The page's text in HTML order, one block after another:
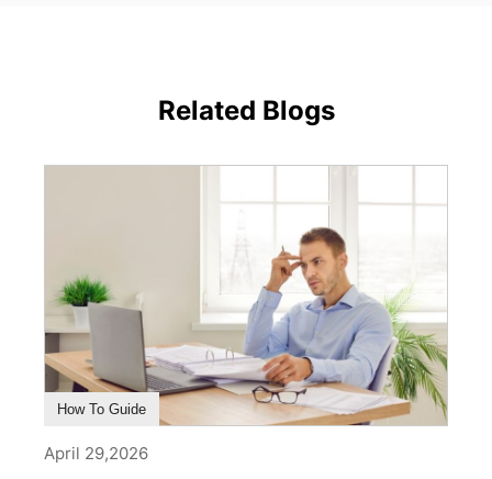
Related Blogs
How To Guide
April 29,2026